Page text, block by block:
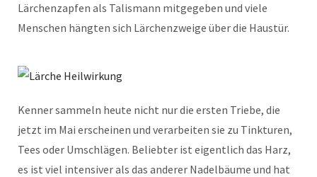
Lärchenzapfen als Talismann mitgegeben und viele
Menschen hängten sich Lärchenzweige über die Haustür.
Kenner sammeln heute nicht nur die ersten Triebe, die
jetzt im Mai erscheinen und verarbeiten sie zu Tinkturen,
Tees oder Umschlägen. Beliebter ist eigentlich das Harz,
es ist viel intensiver als das anderer Nadelbäume und hat